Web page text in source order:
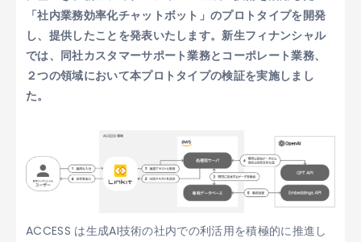
「社内業務効率化チャットボット」のプロトタイプを開発
し、提供したことを発表いたします。新生フィナンシャル
では、同社カスタマーサポート業務とコーポレート業務、
２つの領域において本プロトタイプの検証を実施しまし
た。
ACCESS は生成AI技術の社内での利活用を積極的に推進し